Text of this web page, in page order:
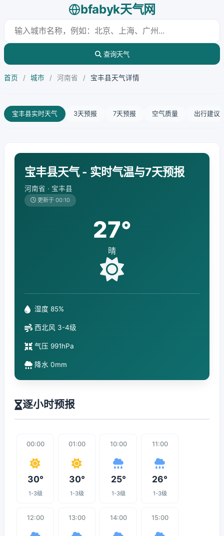
bfabyk天气网
查询天气
首页 / 城市 / 河南省 / 宝丰县天气详情
宝丰县实时天气 3天预报 7天预报 空气质量 出行建议
宝丰县天气 - 实时气温与7天预报
河南省 · 宝丰县
更新于 00:10
27°
晴
湿度 85%
西北风 3-4级
气压 991hPa
降水 0mm
逐小时预报
00:00
30°
1-3级
01:00
30°
1-3级
10:00
25°
1-3级
11:00
26°
1-3级
12:00 13:00 14:00 15:00